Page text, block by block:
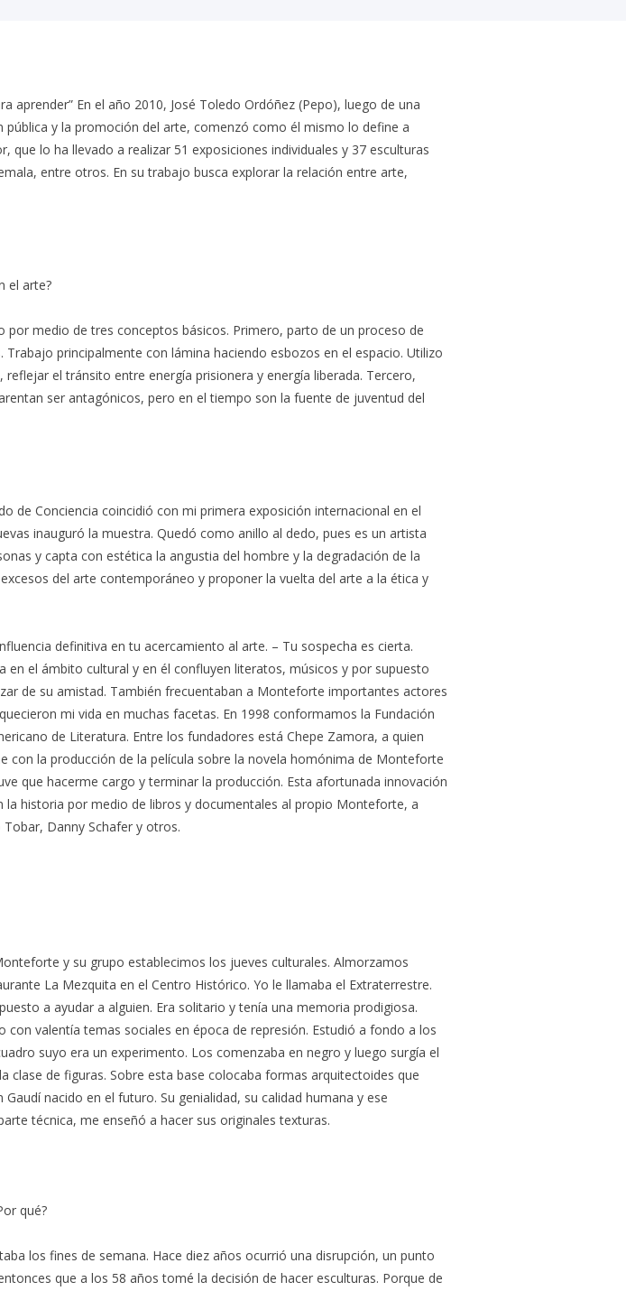
2011
2010
aprender” En el año 2010, José Toledo Ordóñez (Pepo), luego de una
y la promoción del arte, comenzó como él mismo lo define a
que lo ha llevado a realizar 51 exposiciones individuales y 37 esculturas
entre otros. En su trabajo busca explorar la relación entre arte,
el arte?
por medio de tres conceptos básicos. Primero, parto de un proceso de
principalmente con lámina haciendo esbozos en el espacio. Utilizo
el tránsito entre energía prisionera y energía liberada. Tercero,
ser antagónicos, pero en el tiempo son la fuente de juventud del
de Conciencia coincidió con mi primera exposición internacional en el
inauguró la muestra. Quedó como anillo al dedo, pues es un artista
y capta con estética la angustia del hombre y la degradación de la
del arte contemporáneo y proponer la vuelta del arte a la ética y
definitiva en tu acercamiento al arte. – Tu sospecha es cierta.
el ámbito cultural y en él confluyen literatos, músicos y por supuesto
de su amistad. También frecuentaban a Monteforte importantes actores
mi vida en muchas facetas. En 1998 conformamos la Fundación
de Literatura. Entre los fundadores está Chepe Zamora, a quien
la producción de la película sobre la novela homónima de Monteforte
que hacerme cargo y terminar la producción. Esta afortunada innovación
historia por medio de libros y documentales al propio Monteforte, a
Danny Schafer y otros.
y su grupo establecimos los jueves culturales. Almorzamos
La Mezquita en el Centro Histórico. Yo le llamaba el Extraterrestre.
a ayudar a alguien. Era solitario y tenía una memoria prodigiosa.
valentía temas sociales en época de represión. Estudió a fondo a los
suyo era un experimento. Los comenzaba en negro y luego surgía el
de figuras. Sobre esta base colocaba formas arquitectoides que
nacido en el futuro. Su genialidad, su calidad humana y ese
técnica, me enseñó a hacer sus originales texturas.
qué?
los fines de semana. Hace diez años ocurrió una disrupción, un punto
que a los 58 años tomé la decisión de hacer esculturas. Porque de